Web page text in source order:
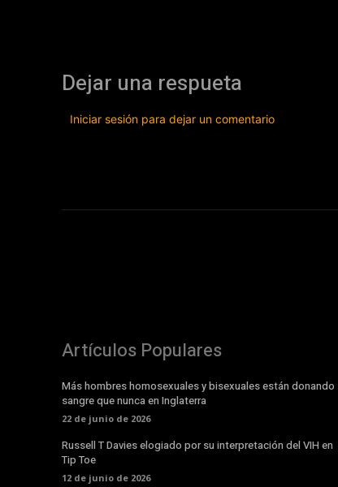
Dejar una respueta
Iniciar sesión para dejar un comentario
Artículos Populares
Más hombres homosexuales y bisexuales están donando
sangre que nunca en Inglaterra
22 de junio de 2026
Russell T Davies elogiado por su interpretación del VIH en
Tip Toe
12 de junio de 2026